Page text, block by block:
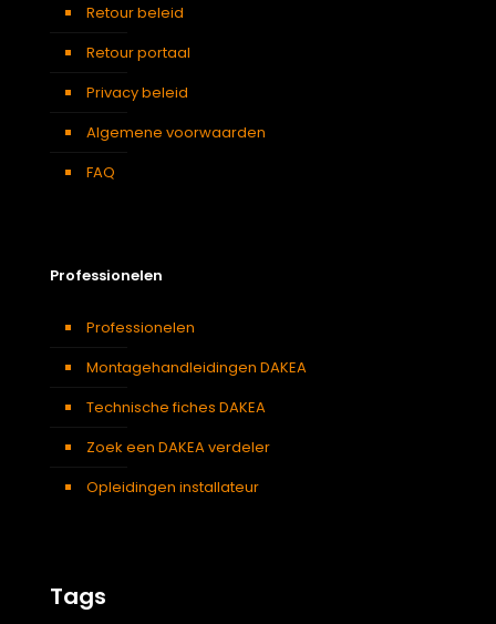
Retour beleid
Retour portaal
Privacy beleid
Algemene voorwaarden
FAQ
Professionelen
Professionelen
Montagehandleidingen DAKEA
Technische fiches DAKEA
Zoek een DAKEA verdeler
Opleidingen installateur
Tags